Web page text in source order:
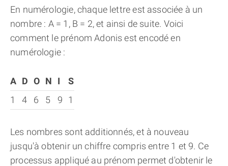
En numérologie, chaque lettre est associée à un
nombre : A = 1, B = 2, et ainsi de suite. Voici
comment le prénom Adonis est encodé en
numérologie :
A D O N I
S
1
4 6 5 9 1
Les nombres sont additionnés, et à nouveau
jusqu'à obtenir un chiffre compris entre 1 et 9. Ce
processus appliqué au prénom permet d'obtenir le